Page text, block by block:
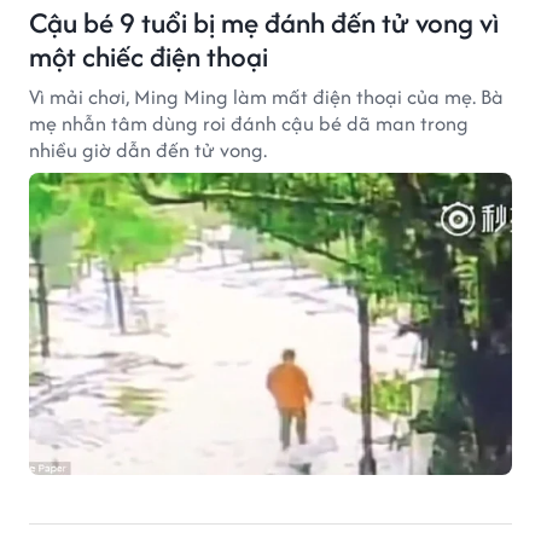
Cậu bé 9 tuổi bị mẹ đánh đến tử vong vì
một chiếc điện thoại
Vì mải chơi, Ming Ming làm mất điện thoại của mẹ. Bà
mẹ nhẫn tâm dùng roi đánh cậu bé dã man trong
nhiều giờ dẫn đến tử vong.